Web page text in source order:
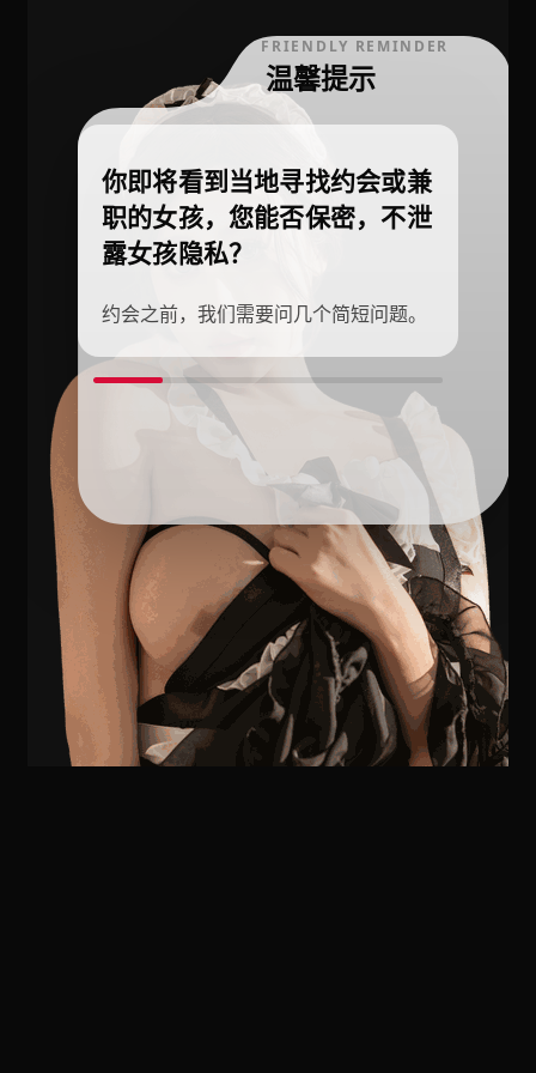
FRIENDLY REMINDER
温馨提示
你即将看到当地寻找约会或兼
职的女孩，您能否保密，不泄
露女孩隐私？
约会之前，我们需要问几个简短问题。